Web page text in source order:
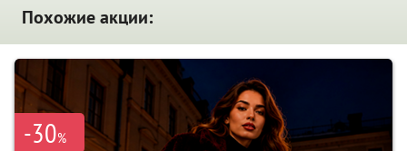
Похожие акции:
-30%